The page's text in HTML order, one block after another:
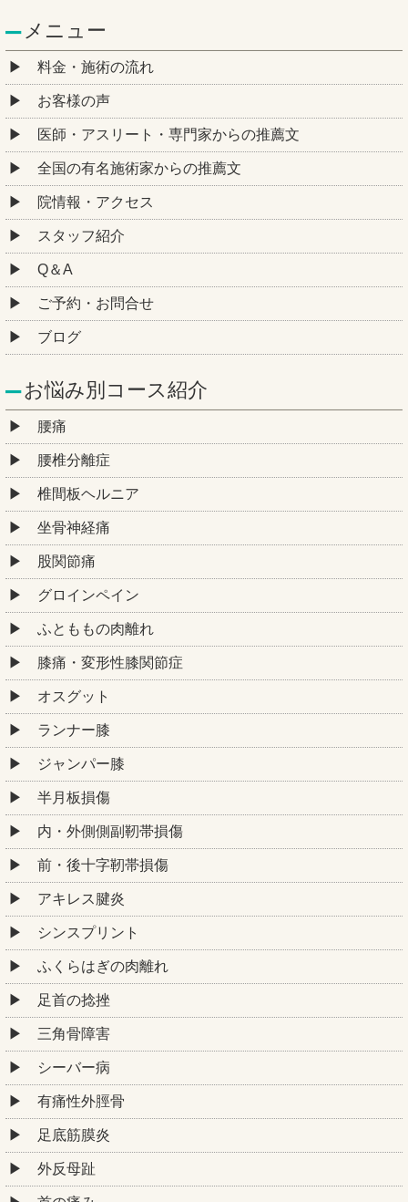
メニュー
料金・施術の流れ
お客様の声
医師・アスリート・専門家からの推薦文
全国の有名施術家からの推薦文
院情報・アクセス
スタッフ紹介
Q＆A
ご予約・お問合せ
ブログ
お悩み別コース紹介
腰痛
腰椎分離症
椎間板ヘルニア
坐骨神経痛
股関節痛
グロインペイン
ふとももの肉離れ
膝痛・変形性膝関節症
オスグット
ランナー膝
ジャンパー膝
半月板損傷
内・外側側副靭帯損傷
前・後十字靭帯損傷
アキレス腱炎
シンスプリント
ふくらはぎの肉離れ
足首の捻挫
三角骨障害
シーバー病
有痛性外脛骨
足底筋膜炎
外反母趾